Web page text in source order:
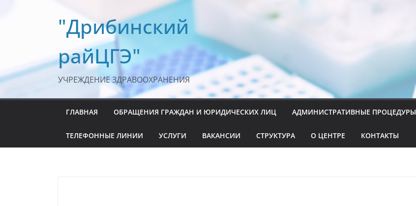
"Дрибинский
райЦГЭ"
УЧРЕЖДЕНИЕ ЗДРАВООХРАНЕНИЯ
ГЛАВНАЯ ОБРАЩЕНИЯ ГРАЖДАН И ЮРИДИЧЕСКИХ ЛИЦ АДМИНИСТРАТИВНЫЕ ПРОЦЕДУРЫ
ТЕЛЕФОННЫЕ ЛИНИИ УСЛУГИ ВАКАНСИИ СТРУКТУРА О ЦЕНТРЕ КОНТАКТЫ